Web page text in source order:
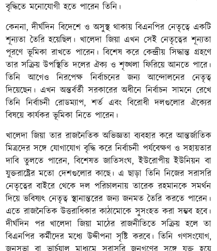
বৃদ্ধিতে মনোযোগী হতে পারেন তিনি।
কেননা, দীর্ঘদিন বিদেশে ও অসুস্থ থাকায় বিএনপির নেতৃত্বে একটি
শূন্যতা তৈরি হয়েছিল। খালেদা জিয়া এখন সেই নেতৃত্বের শূন্যতা
পূরণে ভূমিকা রাখতে পারেন। বিশেষ করে কেন্দ্রীয় সিদ্ধান্ত গ্রহণে
তার সক্রিয় উপস্থিতি দলের ঐক্য ও শৃঙ্খলা ফিরিয়ে আনতে পারে।
তিনি আগেও নিরপেক্ষ নির্বাচনের জন্য আন্দোলনের নেতৃত্ব
দিয়েছেন। এখন অন্তর্বর্তী সরকারের অধীনে নির্বাচন সামনে রেখে
তিনি নির্বাচনী রোডম্যাপ, শর্ত এবং বিরোধী দলগুলোর ঐক্যের
বিষয়ে কার্যকর ভূমিকা নিতে পারেন।
খালেদা জিয়া তার রাজনৈতিক অভিজ্ঞতা ব্যবহার করে আন্তর্জাতিক
মিত্রদের সঙ্গে যোগাযোগ বৃদ্ধি করে নির্বাচনী পর্যবেক্ষণ ও সহায়তার
দাবি তুলতে পারেন, বিশেষত জাতিসংঘ, ইউরোপীয় ইউনিয়ন বা
যুক্তরাষ্ট্রের মতো দেশগুলোর কাছে। এ ছাড়া তিনি নিজের সরাসরি
নেতৃত্বের বাইরে থেকে দল পরিচালনায় তারেক রহমানকে সমর্থন
দিয়ে ভবিষ্যৎ নেতৃত্ব স্থানান্তরের জন্য জনমত তৈরি করতে পারেন।
এতে রাজনৈতিক উত্তরাধিকার কাঠামোকে সুসংহত করা সম্ভব হবে।
দীর্ঘদিন পর খালেদা জিয়া মাঠের রাজনীতিতে সক্রিয় হলে তা
বিএনপির কর্মীদের মধ্যে উদ্দীপনা সৃষ্টি করবে। তিনি গণসংযোগ,